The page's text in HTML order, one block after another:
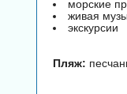
морские
живая
экскурсии
Пляж: